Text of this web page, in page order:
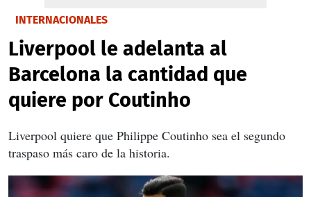
INTERNACIONALES
Liverpool le adelanta al
Barcelona la cantidad que
quiere por Coutinho
Liverpool quiere que Philippe Coutinho sea el segundo
traspaso más caro de la historia.